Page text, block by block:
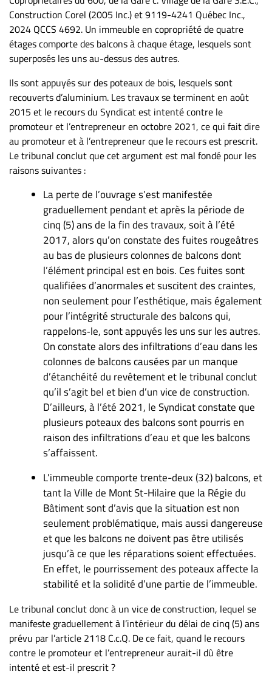
Espace
entreprises
Page
entreprises
Publier
un
emploi
Publicité
Solutions de
recrutements
TROUVEZ-
NOUS
joindre
propos
Infolettre
S’abonner
Politique de
confidentialité
Construction Corel (2005 Inc.) et 9119-4241 Québec Inc.,
2024 QCCS 4692. Un immeuble en copropriété de quatre
étages comporte des balcons à chaque étage, lesquels sont
superposés les uns au-dessus des autres.
Ils sont appuyés sur des poteaux de bois, lesquels sont
recouverts d’aluminium. Les travaux se terminent en août
2015 et le recours du Syndicat est intenté contre le
promoteur et l’entrepreneur en octobre 2021, ce qui fait dire
au promoteur et à l’entrepreneur que le recours est prescrit.
Le tribunal conclut que cet argument est mal fondé pour les
raisons suivantes :
La perte de l’ouvrage s’est manifestée
graduellement pendant et après la période de
cinq (5) ans de la fin des travaux, soit à l’été
2017, alors qu’on constate des fuites rougeâtres
au bas de plusieurs colonnes de balcons dont
l’élément principal est en bois. Ces fuites sont
qualifiées d’anormales et suscitent des craintes,
non seulement pour l’esthétique, mais également
pour l’intégrité structurale des balcons qui,
rappelons‑le, sont appuyés les uns sur les autres.
On constate alors des infiltrations d’eau dans les
colonnes de balcons causées par un manque
d’étanchéité du revêtement et le tribunal conclut
qu’il s’agit bel et bien d’un vice de construction.
D’ailleurs, à l’été 2021, le Syndicat constate que
plusieurs poteaux des balcons sont pourris en
raison des infiltrations d’eau et que les balcons
s’affaissent.
L’immeuble comporte trente-deux (32) balcons, et
tant la Ville de Mont St-Hilaire que la Régie du
Bâtiment sont d’avis que la situation est non
seulement problématique, mais aussi dangereuse
et que les balcons ne doivent pas être utilisés
jusqu’à ce que les réparations soient effectuées.
En effet, le pourrissement des poteaux affecte la
stabilité et la solidité d’une partie de l’immeuble.
Le tribunal conclut donc à un vice de construction, lequel se
manifeste graduellement à l’intérieur du délai de cinq (5) ans
prévu par l’article 2118 C.c.Q. De ce fait, quand le recours
contre le promoteur et l’entrepreneur aurait-il dû être
intenté et est-il prescrit ?